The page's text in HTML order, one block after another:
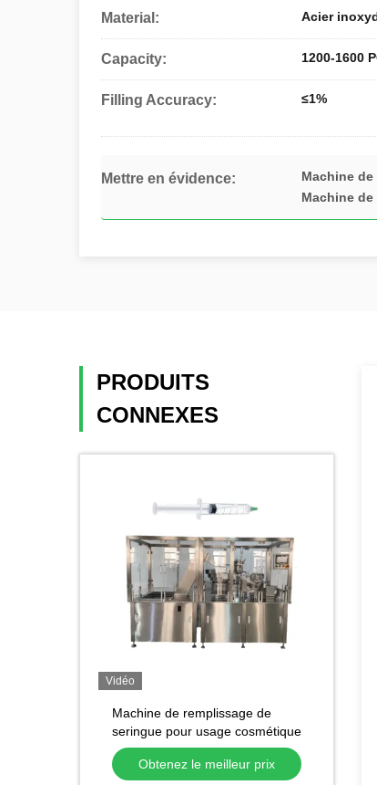
Material: Acier
Capacity: 1200-1600
Filling Accuracy: ≤1%
Mettre en évidence: Machine
Machine
PRODUITS
CONNEXES
Vidéo
Machine de remplissage de
seringue pour usage cosmétique
vétérinaire Facile à utiliser 220V
Seringues en plastique jetables
Obtenez le meilleur prix